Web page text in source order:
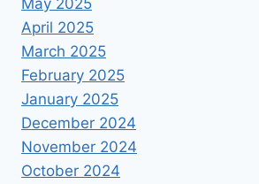
April 2025
March 2025
February 2025
January 2025
December 2024
November 2024
October 2024